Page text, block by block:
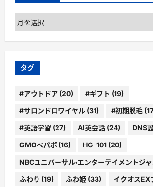
ア
ー
カ
ブ
タグ
#アウトドア (20) #ギフト (19)
#サロンドロワイヤル (31) #初期脱毛
#英語学習 (27) AI英会話 (24) DNS
GMOペパボ (16) HG-101 (20)
NBCユニバーサル・エンターテイメントジ
ふわり (19) ふわ姫 (33) イクオスEX